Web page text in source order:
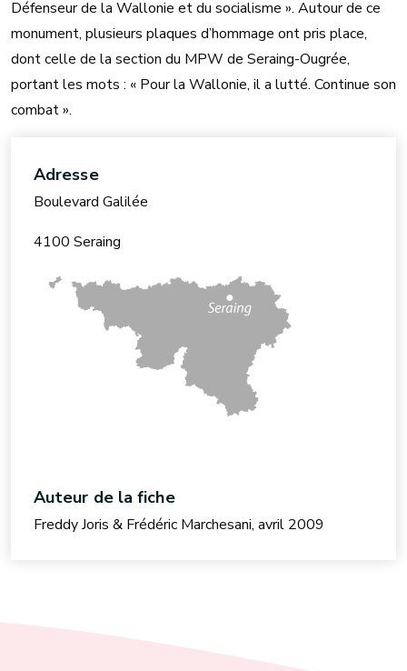
Défenseur de la Wallonie et du socialisme ». Autour de ce
monument, plusieurs plaques d’hommage ont pris place,
dont celle de la section du MPW de Seraing-Ougrée,
portant les mots : « Pour la Wallonie, il a lutté. Continue son
combat ».
Adresse
Boulevard Galilée
4100 Seraing
Auteur de la fiche
Freddy Joris & Frédéric Marchesani, avril 2009